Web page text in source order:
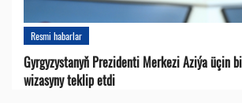
Resmi habarlar
Gyrgyzystanyň Prezidenti Merkezi Aziýa üçin
wizasyny teklip etdi